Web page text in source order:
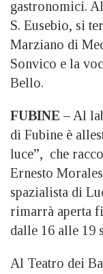
gastronomici.
S. Eusebio, si
Marziano di
Sonvico e la
Bello.
FUBINE –Al
di Fubine è
luce”, che
Ernesto
spazialista di
rimarrà aperta
dalle 16 alle 19
Al Teatro dei